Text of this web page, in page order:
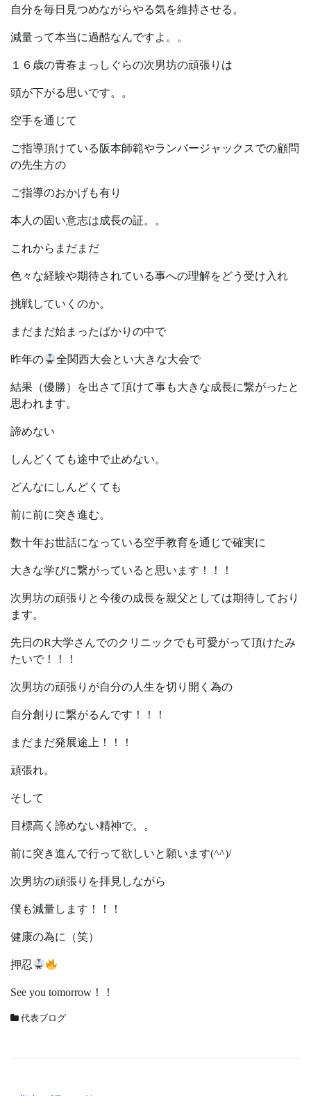
自分を毎日見つめながらやる気を維持させる。
減量って本当に過酷なんですよ。。
１６歳の青春まっしぐらの次男坊の頑張りは
頭が下がる思いです。。
空手を通じて
ご指導頂けている阪本師範やランバージャックスでの顧問
の先生方の
ご指導のおかげも有り
本人の固い意志は成長の証。。
これからまだまだ
色々な経験や期待されている事への理解をどう受け入れ
挑戦していくのか。
まだまだ始まったばかりの中で
昨年の 全関西大会とい大きな大会で
結果（優勝）を出さて頂けて事も大きな成長に繋がったと
思われます。
諦めない
しんどくても途中で止めない。
どんなにしんどくても
前に前に突き進む。
数十年お世話になっている空手教育を通じで確実に
大きな学びに繋がっていると思います！！！
次男坊の頑張りと今後の成長を親父としては期待しており
ます。
先日のR大学さんでのクリニックでも可愛がって頂けたみ
たいで！！！
次男坊の頑張りが自分の人生を切り開く為の
自分創りに繋がるんです！！！
まだまだ発展途上！！！
頑張れ。
そして
目標高く諦めない精神で。。
前に突き進んで行って欲しいと願います(^^)/
次男坊の頑張りを拝見しながら
僕も減量します！！！
健康の為に（笑）
押忍
See you tomorrow！！
代表ブログ